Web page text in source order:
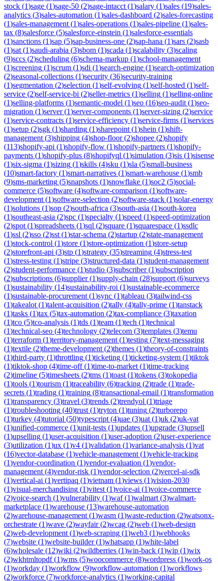
stock (1)sage (1)sage-50 (2)sage-intacct (1)salary (1)sales (19)sales-
analytics (3)sales-automation (1)sales-dashboard (2)sales-forecasting
(1)sales-management (1)sales-operations (1)sales-pipeline (1)sales-
tax (8)salesforce (5)salesforce-einstein (1)salesforce-essentials
(1)sanctions (1)sap (5)sap-business-one (2)sap-hana (1)sars (2)sasb
(1)sat (1)saudi-arabia (3)sbom (1)scada (1)scalability (3)scaling
(9)sccs (2)scheduling (6)schema-markup (1)school-management
(1)screening (1)scrum (1)sdi (1)search-engine (1)search-optimization
(2)seasonal-collections (1)security (36)security-training
(1)segmentation (2)selection (1)self-evolving (1)self-hosted (1)self-
service (2)self-service-bi (2)seller-metrics (1)selling (1)selling-online
(1)selling-platforms (1)semantic-model (1)seo (16)seo-audit (1)seo-
migration (1)server(1)server-components (1)server-sizing (2)service
(1)service-contracts (1)service-efficiency (1)service-firms (1)services
(1)setup (2)sgk (1)sharding (1)sharepoint (1)shein (1)shift-
management (3)shipping (4)shop-floor(2)shopee (2)shopify
(113)shopify-api (1)shopify-flow (1)shopify-partners (1)shopify-
payments (1)shopify-plus (8)shopifyql (1)simulation (3)sis (1)sisense
(1)six-sigma (1)sizing (1)skills (4)sku (1)sla (5)small-business
(10)smart-factory (1)smart-narratives (1)smart-warehouse (1)smb
(9)sms-marketing (5)snapshots (1)snowflake (1)soc2 (5)social-
commerce (5)software (4)software-comparison (1)software-
development (1)software-selection (2)software-stack (1)solar-energy
(1)solutions (1)sop (2)south-africa (3)south-asia (1)south-korea
(1)southeast-asia (2)spc (1)specialty (1)speed (1)speed-optimization
(2)spot (1)spreadsheets (1)sql (2)square (1)squarespace (1)ssdlc
(1)ssl (2)sso (2)sst (1)star-schema (2)startup (2)state-management
(1)stock-control (1)store (1)store-optimization (1)store-setup
(2)storefront-api (3)stp (1)strategy (35)streaming (4)stress-test
(1)stress-testing (1)stripe (3)structured-data (1)student-management
(2)student-performance (1)studio (3)subscriber(1)subscription
(2)subscriptions (6)supplier(1)supply-chain (28)support (6)surveys
(1)sustainability (14)sustainability-roi (1)sustainable-ecommerce
(1)sustainable-procurement (1)sync (1)tableau (3)tailwind-css
(1)takealot (1)talent-acquisition (2)tally (4)tally-prime (1)tanstack
(1)tasks (1)tax (5)tax-automation (2)tax-compliance (3)taxation
(1)tco (5)tco-analysis (1)tds (1)team (1)tech (1)technical
(1)technical-seo (4)technology (2)telecom (3)templates (3)temu
(1)terraform (1)territory-management (1)testing (7)text-messaging
(1)textile (2)theme-development (2)themes (1)theory-of-constraints
(1)third-party (1)throttling (1)ticketing (1)ticketing-system (1)tiktok
(1)tiktok-shop (4)time-off(1)time-to-market (1)time-tracking
(2)timeline (5)timesheets (2)tms (1)toast (1)tokens (3)tokopedia
(1)tools (1)tourism (1)traceability (6)tracking (2)trade (1)trade-
secrets (1)trading (1)training (8)transactional-email (1)transformation
(1)transparency (3)travel (3)trends (2)trendyol (1)triage
(1)troubleshooting (40)trust (1)tryton (1)tuning (2)turborepo
(1)turkey (4)tutorial (50)typescript (4)uae (3)uat (1)uk (2)uk-vat
(1)unified-commerce (1)unit-tests (1)updates (1)upgrade (3)upsell
(1)upselling (1)user-acquisition (1)user-adoption (2)user-experience
(3)utilization (1)ux (1)v4 (1)validation (1)variance-analysis (1)vat
(16)vector-database (1)vehicle-management (1)vehicle-tracking
(1)vendor-coordination (1)vendor-evaluation (1)vendor-
management (4)vendor-risk (1)vendor-selection (2)vercel-ai-sdk
(1)vertical-ai (1)vertipaq (1)vietnam (1)views (1)vision-2030
(1)visual-merchandising (1)vitest (1)voice-ai (1)voice-commerce
(2)voice-search (1)vulnerability (1)waf(1)walmart (3)walmart-
marketplace (1)warehouse (13)warehouse-automation
(2)warehouse-management (1)wasm (1)waste-reduction (2)watsonx-
orchestrate (1)wave (2)wayfair(2)wcag (2)web (1)web-design
(2)web-development (1)web-scraping (1)web3 (1)webhooks
(7)website (1)website-builder(1)whatsapp (1)white-label
(6)wholesale (12)wiki (2)wildberries (1)win-back (1)wip (1)wix
(2)wkhtmltopdf(1)wms (5)woocommerce (8)wordpress (1)work-os
(1)workday (1)workflow (9)workflow-automation (1)workflows
(2)workforce (7)workforce-analytics (1)working-capital